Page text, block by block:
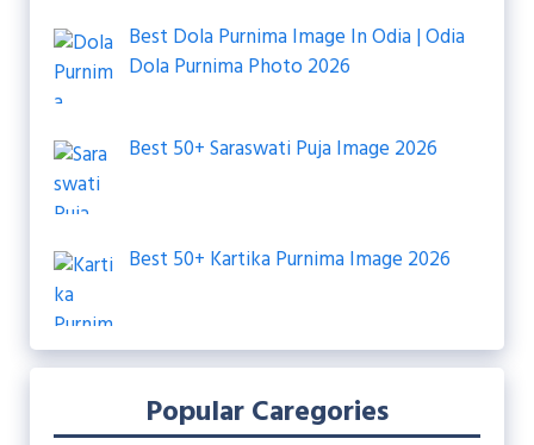
Best Dola Purnima Image In Odia | Odia
Dola Purnima Photo 2026
Best 50+ Saraswati Puja Image 2026
Best 50+ Kartika Purnima Image 2026
Popular Caregories